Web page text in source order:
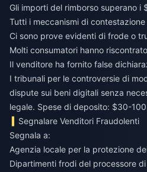
Gli importi del rimborso superano i
Tutti i meccanismi di contestazione
Ci sono prove evidenti di frode o
Molti consumatori hanno
Il venditore ha fornito false
I tribunali per le controversie di
dispute sui beni digitali senza
legale. Spese di deposito: $30-
Segnalare Venditori Fraudolenti
Segnala a:
Agenzia locale per la protezione
Dipartimenti frodi del processore